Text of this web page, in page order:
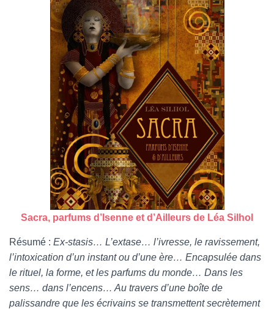
Sacra, parfums d’Isenne et d’Ailleurs de Léa Silhol
Résumé : Ex-stasis… L’extase… l’ivresse, le ravissement,
l’intoxication d’un instant ou d’une ère… Encapsulée dans
le rituel, la forme, et les parfums du monde… Dans les
sens… dans l’encens… Au travers d’une boîte de
palissandre que les écrivains se transmettent secrètement